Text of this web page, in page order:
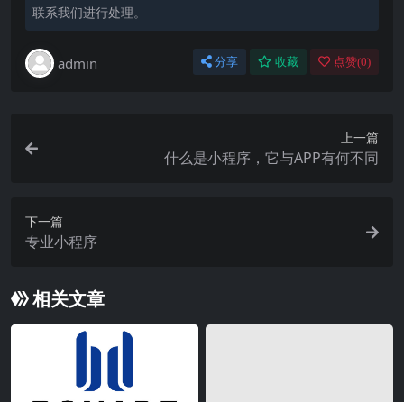
联系我们进行处理。
admin 分享 收藏 点赞(0)
上一篇
什么是小程序，它与APP有何不同
下一篇
专业小程序
相关文章